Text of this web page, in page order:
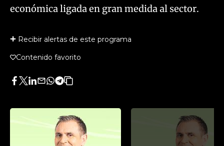
económica ligada en gran medida al sector.
Recibir alertas de este programa
Contenido favorito
Facebook
Twitter
LinkedIn
Enviar
Whatsapp
Telegram
Copiar
artículo